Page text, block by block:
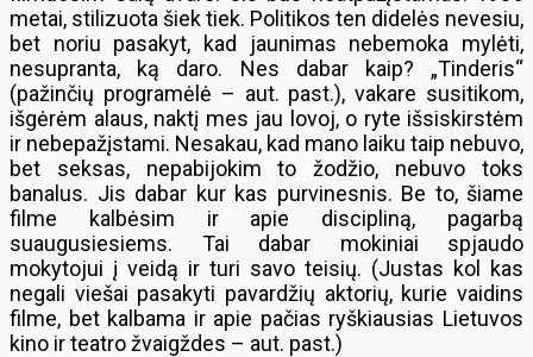
metai, stilizuota šiek tiek. Politikos ten didelės nevesiu,
bet noriu pasakyt, kad jaunimas nebemoka mylėti,
nesupranta, ką daro. Nes dabar kaip? „Tinderis“
(pažinčių programėlė – aut. past.), vakare susitikom,
išgėrėm alaus, naktį mes jau lovoj, o ryte išsiskirstėm
ir nebepažįstami. Nesakau, kad mano laiku taip nebuvo,
bet seksas, nepabijokim to žodžio, nebuvo toks
banalus. Jis dabar kur kas purvinesnis. Be to, šiame
filme kalbėsim ir apie discipliną, pagarbą
suaugusiesiems. Tai dabar mokiniai spjaudo
mokytojui į veidą ir turi savo teisių. (Justas kol kas
negali viešai pasakyti pavardžių aktorių, kurie vaidins
filme, bet kalbama ir apie pačias ryškiausias Lietuvos
kino ir teatro žvaigždes – aut. past.)